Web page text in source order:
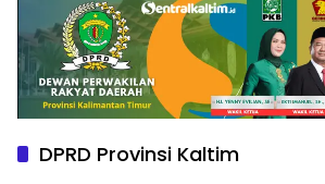
DPRD Provinsi Kaltim